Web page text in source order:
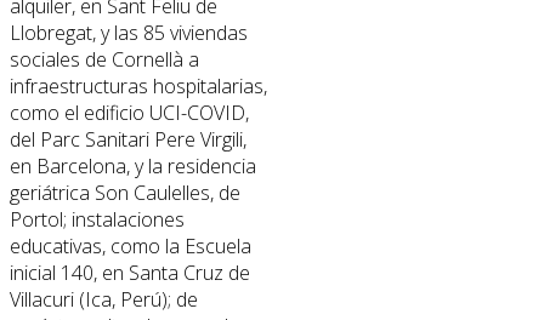
alquiler, en Sant Feliu de
Llobregat, y las 85 viviendas
sociales de Cornellà a
infraestructuras hospitalarias,
como el edificio UCI-COVID,
del Parc Sanitari Pere Virgili,
en Barcelona, y la residencia
geriátrica Son Caulelles, de
Portol; instalaciones
educativas, como la Escuela
inicial 140, en Santa Cruz de
Villacuri (Ica, Perú); de